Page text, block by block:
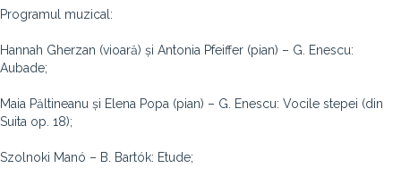
Programul muzical:
Hannah Gherzan (vioară) și Antonia Pfeiffer (pian) – G. Enescu:
Aubade;
Maia Păltineanu și Elena Popa (pian) – G. Enescu: Vocile stepei (din
Suita op. 18);
Szolnoki Manó – B. Bartók: Etude;